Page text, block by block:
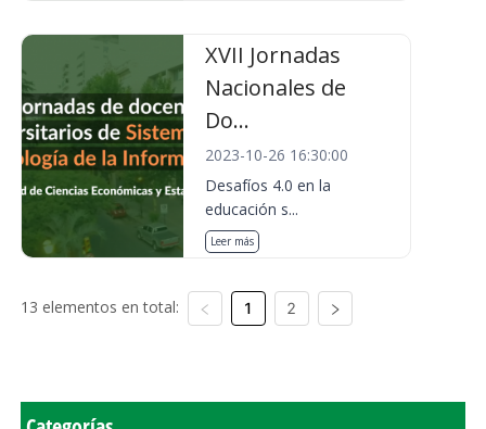
XVII Jornadas
Nacionales de
Do...
2023-10-26 16:30:00
Desafíos 4.0 en la
educación s...
Leer más
13 elementos en total: 1 2